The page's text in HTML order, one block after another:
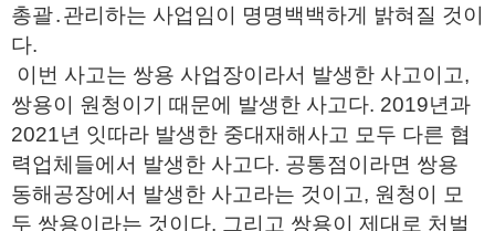
총괄․관리하는 사업임이 명명백백하게 밝혀질 것이
다.
이번 사고는 쌍용 사업장이라서 발생한 사고이고,
쌍용이 원청이기 때문에 발생한 사고다. 2019년과
2021년 잇따라 발생한 중대재해사고 모두 다른 협
력업체들에서 발생한 사고다. 공통점이라면 쌍용
동해공장에서 발생한 사고라는 것이고, 원청이 모
두 쌍용이라는 것이다. 그리고 쌍용이 제대로 처벌